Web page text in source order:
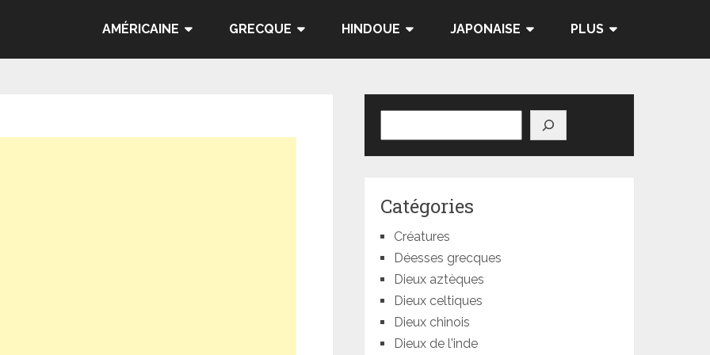
AMÉRICAINE GRECQUE HINDOUE JAPONAISE PLUS
Catégories
Créatures
Déesses grecques
Dieux aztèques
Dieux celtiques
Dieux chinois
Dieux de l'inde